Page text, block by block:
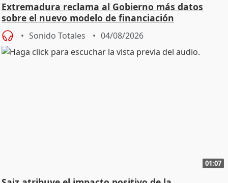
Extremadura reclama al Gobierno más datos
sobre el nuevo modelo de financiación
Sonido Totales 04/08/2026
01:07